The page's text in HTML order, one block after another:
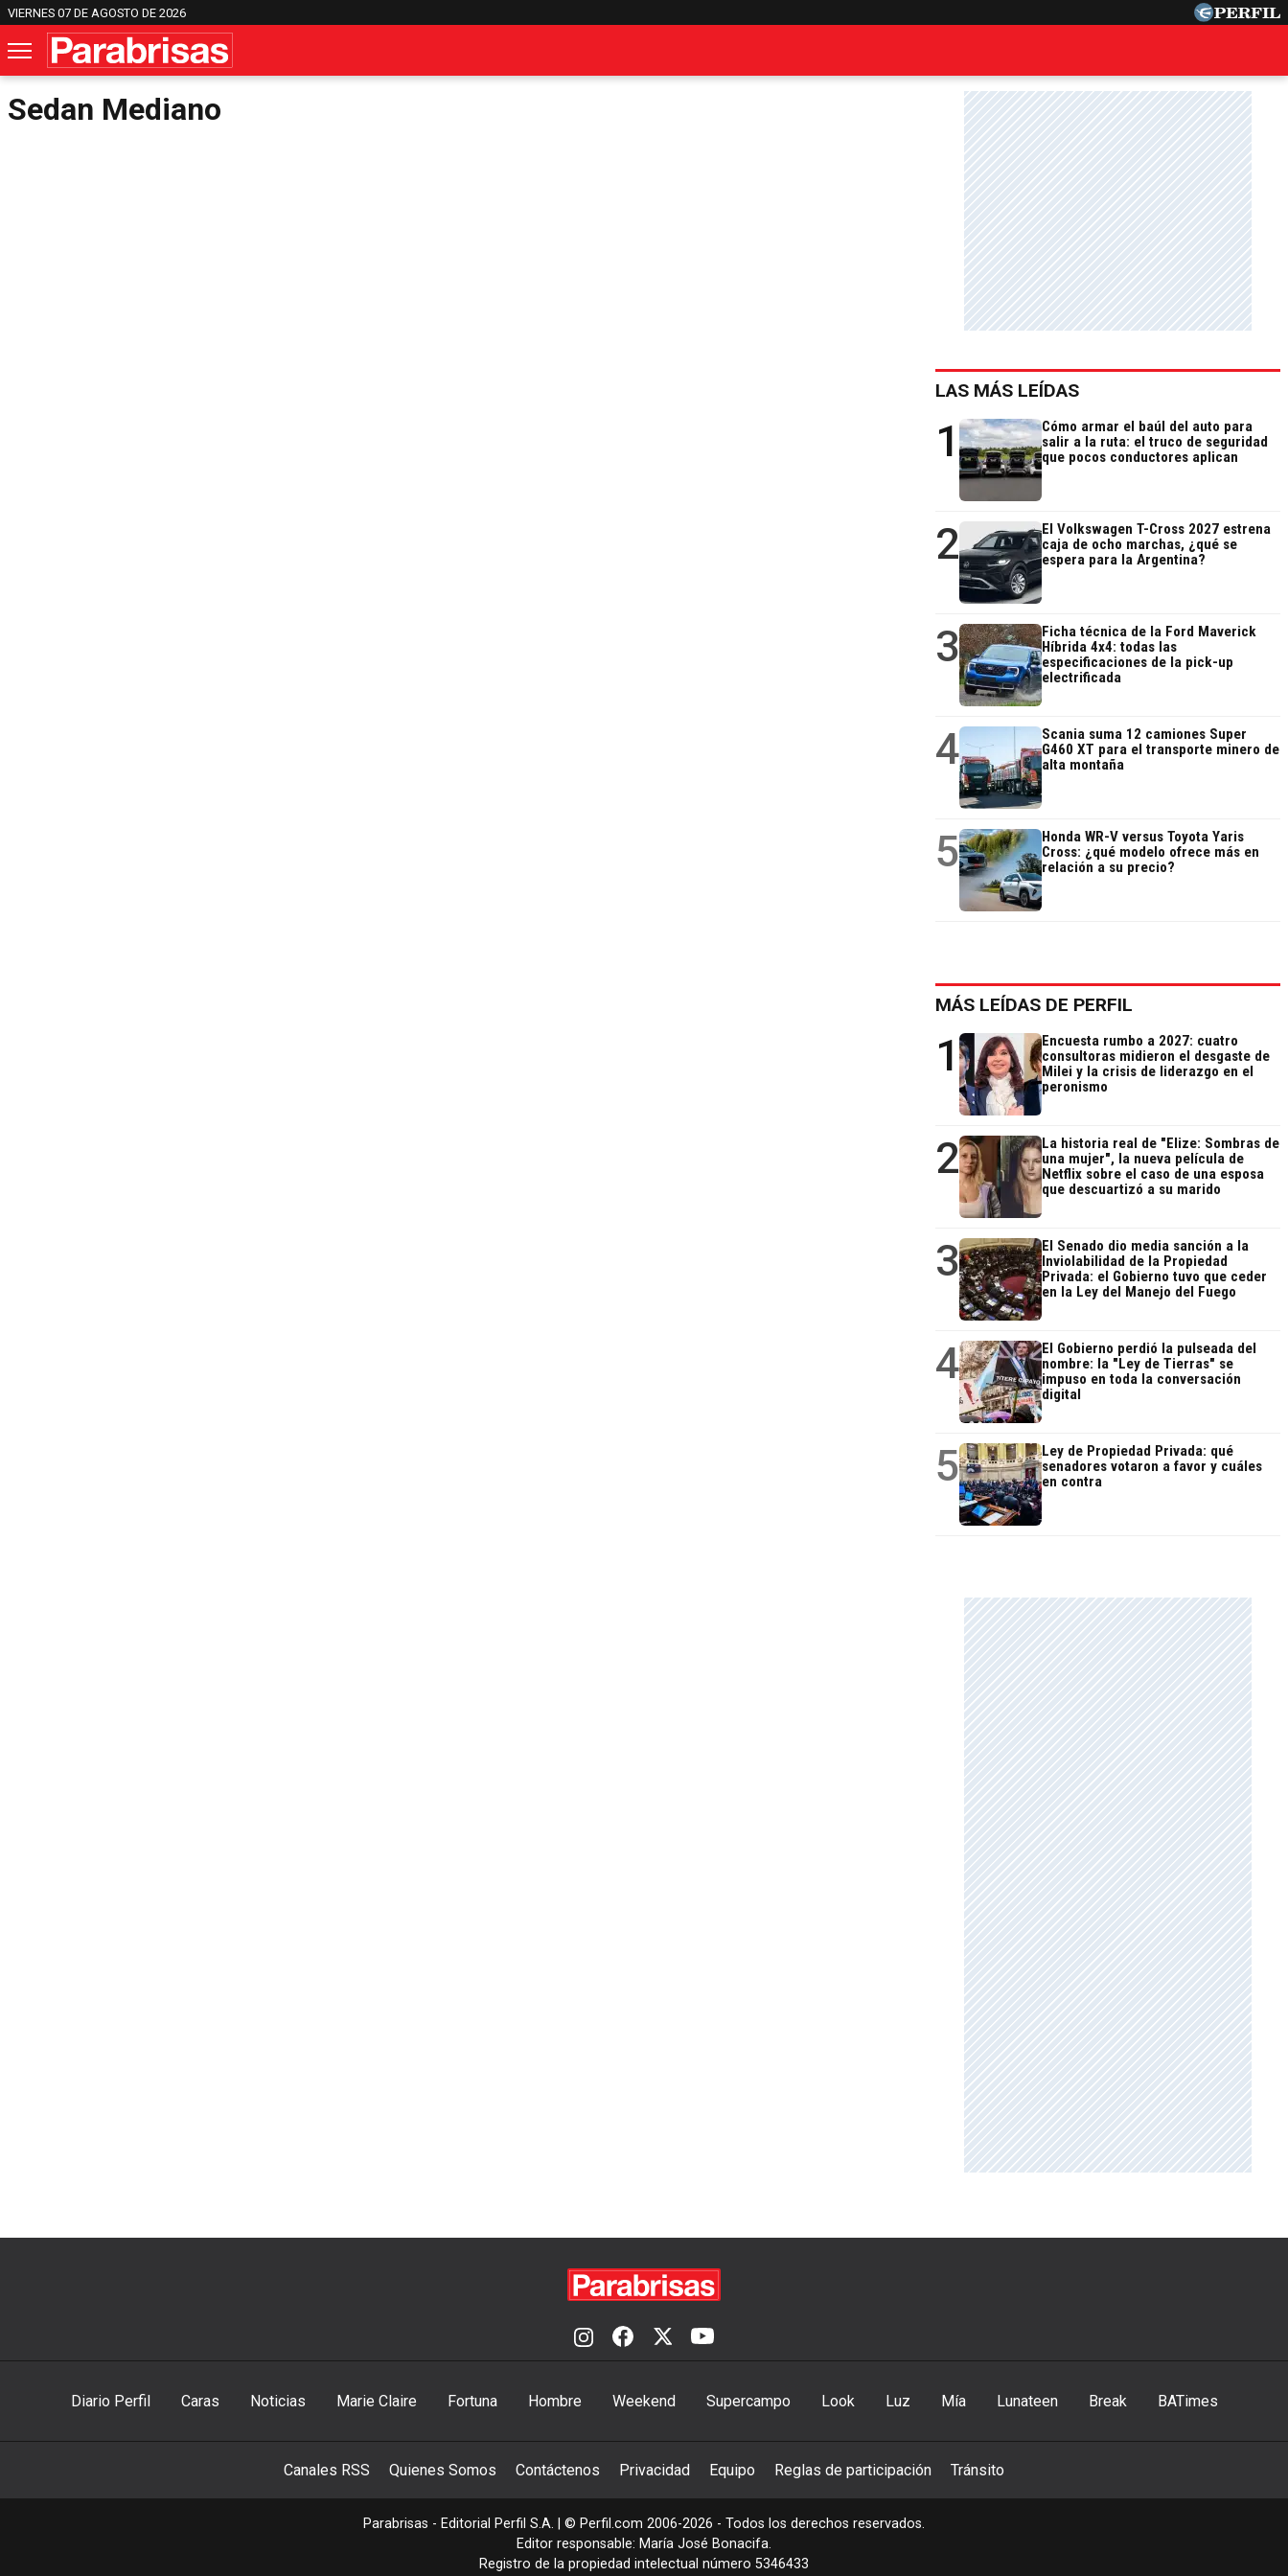
VIERNES 07 DE AGOSTO DE 2026
Sedan Mediano
LAS MÁS LEÍDAS
1
Cómo armar el baúl del auto para
salir a la ruta: el truco de seguridad
que pocos conductores aplican
2
El Volkswagen T-Cross 2027 estrena
caja de ocho marchas, ¿qué se
espera para la Argentina?
3
Ficha técnica de la Ford Maverick
Híbrida 4x4: todas las
especificaciones de la pick-up
electrificada
4
Scania suma 12 camiones Super
G460 XT para el transporte minero de
alta montaña
5
Honda WR-V versus Toyota Yaris
Cross: ¿qué modelo ofrece más en
relación a su precio?
MÁS LEÍDAS DE PERFIL
1
Encuesta rumbo a 2027: cuatro
consultoras midieron el desgaste de
Milei y la crisis de liderazgo en el
peronismo
2
La historia real de "Elize: Sombras de
una mujer", la nueva película de
Netflix sobre el caso de una esposa
que descuartizó a su marido
3
El Senado dio media sanción a la
Inviolabilidad de la Propiedad
Privada: el Gobierno tuvo que ceder
en la Ley del Manejo del Fuego
4
El Gobierno perdió la pulseada del
nombre: la "Ley de Tierras" se
impuso en toda la conversación
digital
5
Ley de Propiedad Privada: qué
senadores votaron a favor y cuáles
en contra
Diario Perfil Caras Noticias Marie Claire Fortuna Hombre Weekend Supercampo Look Luz Mía Lunateen Break BATimes
Canales RSS Quienes Somos Contáctenos Privacidad Equipo Reglas de participación Tránsito
Parabrisas - Editorial Perfil S.A. | © Perfil.com 2006-2026 - Todos los derechos reservados.
Editor responsable: María José Bonacifa.
Registro de la propiedad intelectual número 5346433